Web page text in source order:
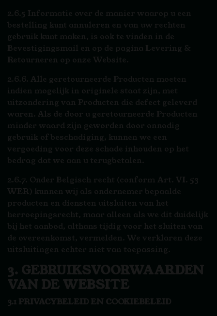
2.6.5 Informatie over de manier waarop u een
bestelling kunt annuleren en van uw rechten
gebruik kunt maken, is ook te vinden in de
Bevestigingsmail en op de pagina Levering &
Retourneren op onze Website.
2.6.6. Alle geretourneerde Producten moeten
indien mogelijk in originele staat zijn, met
uitzondering van Producten die defect geleverd
waren. Als de door u geretourneerde Producten
minder waard zijn geworden door onnodig
gebruik of beschadiging, kunnen we een
vergoeding voor deze schade inhouden op het
bedrag dat we aan u terugbetalen.
2.6.7. Onder Belgisch recht (conform Art. VI. 53
WER) kunnen wij als ondernemer bepaalde
producten en diensten uitsluiten van het
herroepingsrecht, maar alleen als we dit duidelijk
bij het aanbod, althans tijdig voor het sluiten van
de overeenkomst, vermelden. We verklaren deze
uitsluitingen echter niet van toepassing.
3. GEBRUIKSVOORWAARDEN
VAN DE WEBSITE
3.1 PRIVACYBELEID EN COOKIEBELEID